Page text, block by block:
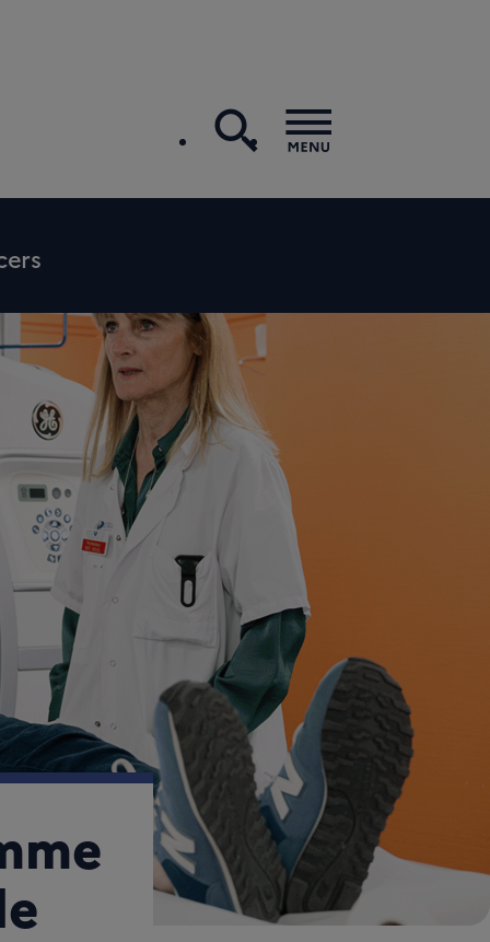
recherche
Menu